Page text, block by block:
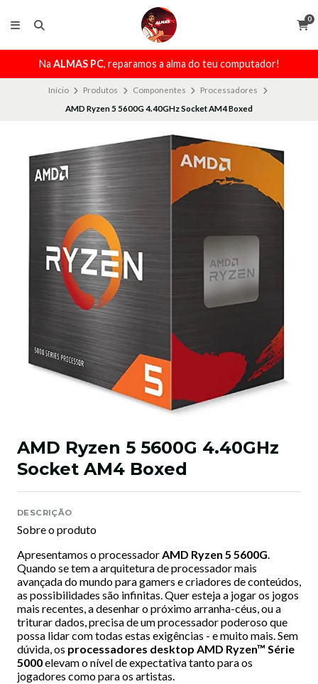
0
Na ALMAS PC, reparamos a alma do teu computador!
Início Produtos Componentes
Processadores
AMD Ryzen 5 5600G 4.40GHz Socket AM4 Boxed
AMD Ryzen 5 5600G 4.40GHz
Socket AM4 Boxed
DESCRIÇÃO
Sobre o produto
Apresentamos o processadorAMD Ryzen 5 5600G.
Quando se tem a arquitetura de processador mais
avançada do mundo para gamers e criadores de conteúdos,
as possibilidades são infinitas. Quer esteja a jogar os jogos
mais recentes, a desenhar o próximo arranha-céus, ou a
triturar dados, precisa de um processador poderoso que
possa lidar com todas estas exigências - e muito mais. Sem
dúvida, os processadores desktop AMD Ryzen™ Série
5000elevam o nível de expectativa tanto para os
jogadores como para os artistas.